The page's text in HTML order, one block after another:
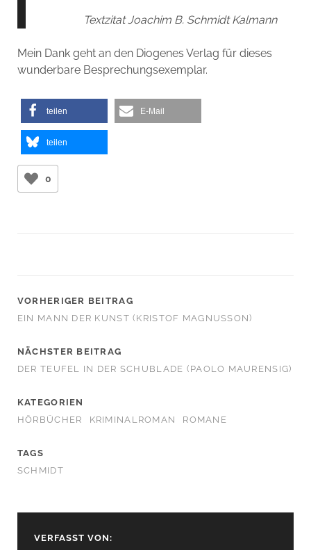
Textzitat Joachim B. Schmidt Kalmann
Mein Dank geht an den Diogenes Verlag für dieses
wunderbare Besprechungsexemplar.
teilen E-Mail
teilen
0
VORHERIGER BEITRAG
EIN MANN DER KUNST (KRISTOF MAGNUSSON)
NÄCHSTER BEITRAG
DER TEUFEL IN DER SCHUBLADE (PAOLO MAURENSIG)
KATEGORIEN
HÖRBÜCHER
KRIMINALROMAN ROMANE
TAGS
SCHMIDT
VERFASST VON: